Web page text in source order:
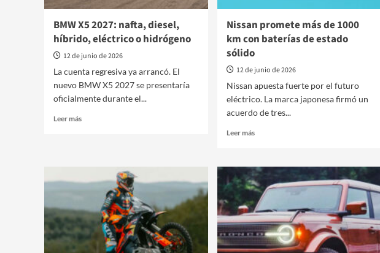
BMW X5 2027: nafta, diesel,
híbrido, eléctrico o hidrógeno
12 de junio de 2026
La cuenta regresiva ya arrancó. El
nuevo BMW X5 2027 se presentaría
oficialmente durante el...
Leer másLeer
híbrido,
eléctrico
o
hidrógeno
Nissan promete más de 1000
km con baterías de estado
sólido
12 de junio de 2026
Nissan apuesta fuerte por el futuro
eléctrico. La marca japonesa firmó un
acuerdo de tres...
Leer másLeer
Nissan
promete
más
de
1000
km
con
baterías